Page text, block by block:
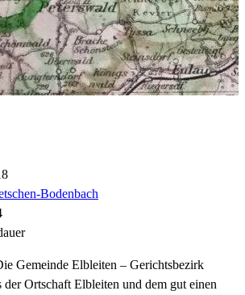
Bodenbach
Gemeinde Elbleiten – Gerichtsbezirk
der Ortschaft Elbleiten und dem gut einen